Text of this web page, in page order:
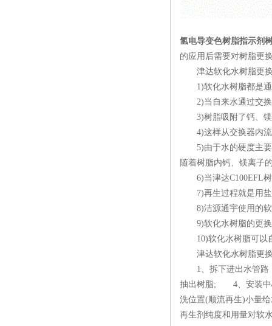
氢电导变色树脂指示剂
的应用后需要对树脂更
津达软化水树脂更
1)软化水树脂都是通
2)当自来水通过交换
3)树脂吸附了钙、镁
4)这样从交换器内流
5)由于水的硬度主要
随着树脂内钙、镁离子
6)当津达C100EFL树
7)再生过程就是用盐
8)洁源通宇使用的软
9)软化水树脂的更换
10)软化水树脂可以自
津达软化水树脂更
1、拆下进出水管路
抽出树脂; 4、安装中
洗位置(顺流再生)小量
再生剂纯度和用量对软